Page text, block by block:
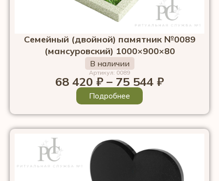
Семейный (двойной) памятник №0089
(мансуровский) 1000×900×80
В наличии
Артикул: 0089
68 420 ₽ – 75 544 ₽
Подробнее